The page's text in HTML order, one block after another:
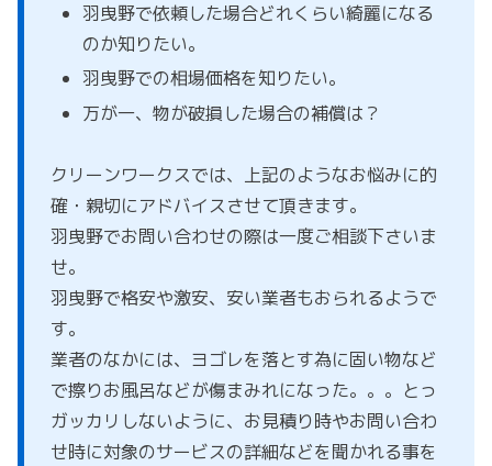
羽曳野で依頼した場合どれくらい綺麗になる
のか知りたい。
羽曳野での相場価格を知りたい。
万が一、物が破損した場合の補償は？
クリーンワークスでは、上記のようなお悩みに的
確・親切にアドバイスさせて頂きます。
羽曳野でお問い合わせの際は一度ご相談下さいま
せ。
羽曳野で格安や激安、安い業者もおられるようで
す。
業者のなかには、ヨゴレを落とす為に固い物など
で擦りお風呂などが傷まみれになった。。。とっ
ガッカリしないように、お見積り時やお問い合わ
せ時に対象のサービスの詳細などを聞かれる事を